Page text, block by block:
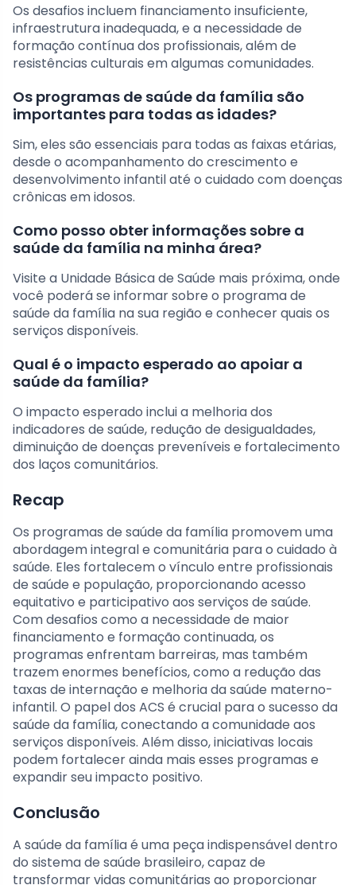
Os desafios incluem financiamento insuficiente,
infraestrutura inadequada, e a necessidade de
formação contínua dos profissionais, além de
resistências culturais em algumas comunidades.
Os programas de saúde da família são
importantes para todas as idades?
Sim, eles são essenciais para todas as faixas etárias,
desde o acompanhamento do crescimento e
desenvolvimento infantil até o cuidado com doenças
crônicas em idosos.
Como posso obter informações sobre a
saúde da família na minha área?
Visite a Unidade Básica de Saúde mais próxima, onde
você poderá se informar sobre o programa de
saúde da família na sua região e conhecer quais os
serviços disponíveis.
Qual é o impacto esperado ao apoiar a
saúde da família?
O impacto esperado inclui a melhoria dos
indicadores de saúde, redução de desigualdades,
diminuição de doenças preveníveis e fortalecimento
dos laços comunitários.
Recap
Os programas de saúde da família promovem uma
abordagem integral e comunitária para o cuidado à
saúde. Eles fortalecem o vínculo entre profissionais
de saúde e população, proporcionando acesso
equitativo e participativo aos serviços de saúde.
Com desafios como a necessidade de maior
financiamento e formação continuada, os
programas enfrentam barreiras, mas também
trazem enormes benefícios, como a redução das
taxas de internação e melhoria da saúde materno-
infantil. O papel dos ACS é crucial para o sucesso da
saúde da família, conectando a comunidade aos
serviços disponíveis. Além disso, iniciativas locais
podem fortalecer ainda mais esses programas e
expandir seu impacto positivo.
Conclusão
A saúde da família é uma peça indispensável dentro
do sistema de saúde brasileiro, capaz de
transformar vidas comunitárias ao proporcionar